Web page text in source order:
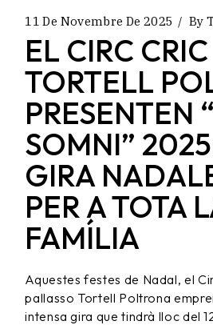
11 De Novembre De 2025 By
EL CIRC
TORTELL
PRESENTEN
SOMNI”
GIRA
PER A TOTA
FAMÍLIA
Aquestes festes de Nadal, el
pallasso Tortell Poltrona
intensa gira que tindrà lloc del